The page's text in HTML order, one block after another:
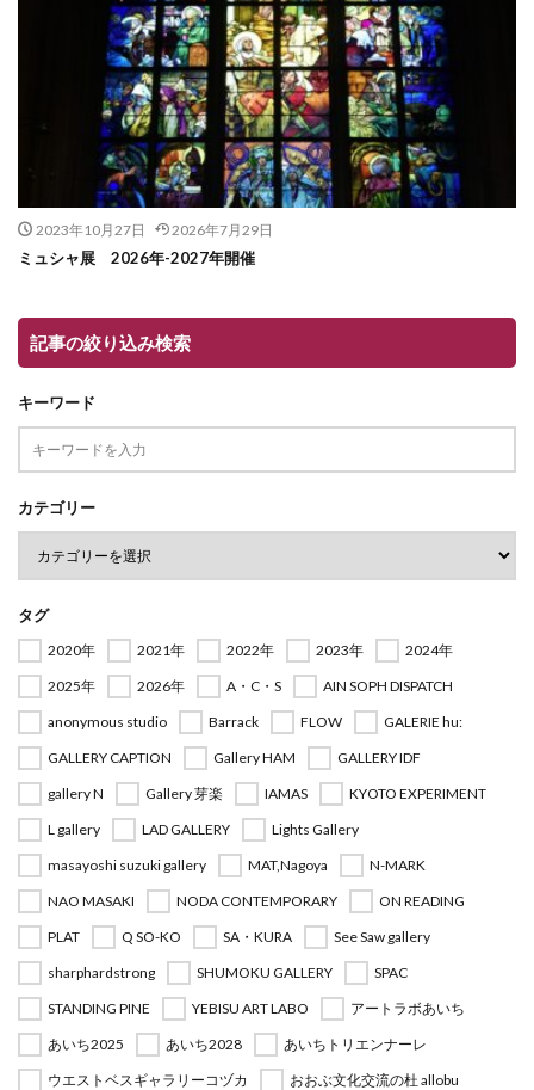
2023年10月27日 2026年7月29日
ミュシャ展 2026年-2027年開催
記事の絞り込み検索
キーワード
カテゴリー
タグ
2020年 2021年 2022年 2023年
2024年
2025年
2026年 A・C・S
AIN SOPH DISPATCH
anonymous studio
Barrack FLOW
GALERIE hu:
GALLERY CAPTION
Gallery HAM
GALLERY IDF
gallery N
Gallery 芽楽 IAMAS
KYOTO EXPERIMENT
L gallery
LAD GALLERY
Lights Gallery
masayoshi suzuki gallery
MAT,Nagoya
N-MARK
NAO MASAKI
NODA CONTEMPORARY
ON READING
PLAT
Q SO-KO SA・KURA
See Saw gallery
sharphardstrong
SHUMOKU GALLERY
SPAC
STANDING PINE
YEBISU ART LABO
アートラボあいち
あいち2025
あいち2028
あいちトリエンナーレ
ウエストベスギャラリーコヅカ
おおぶ文化交流の杜 allobu